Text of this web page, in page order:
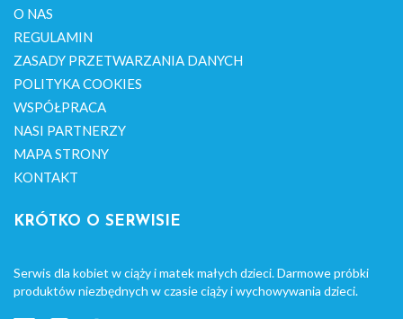
O NAS
REGULAMIN
ZASADY PRZETWARZANIA DANYCH
POLITYKA COOKIES
WSPÓŁPRACA
NASI PARTNERZY
MAPA STRONY
KONTAKT
KRÓTKO O SERWISIE
Serwis dla kobiet w ciąży i matek małych dzieci. Darmowe próbki
produktów niezbędnych w czasie ciąży i wychowywania dzieci.